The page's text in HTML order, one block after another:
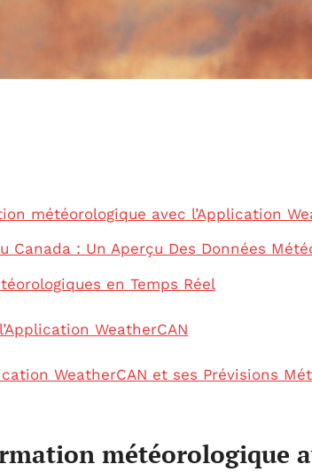
météorologique avec l’Application
Canada : Un Aperçu Des Données
en Temps Réel
WeatherCAN
WeatherCAN et ses Prévisions
météorologique